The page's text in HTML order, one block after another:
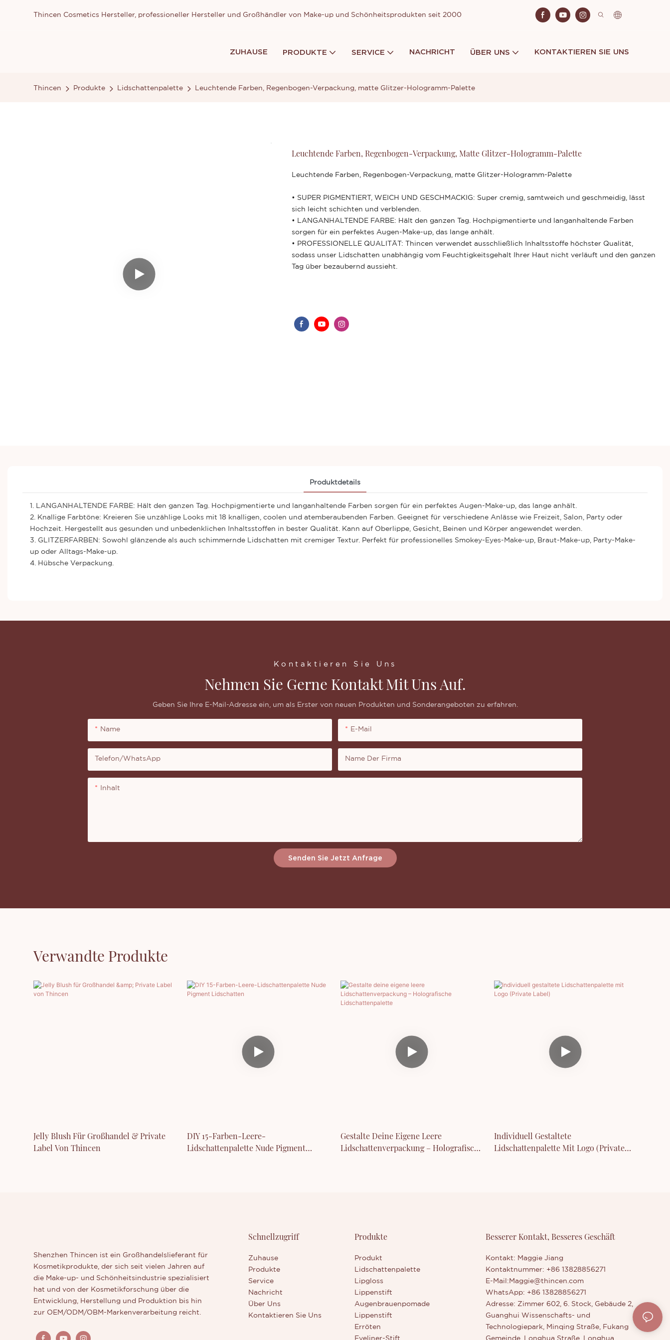
Thincen Cosmetics Hersteller, professioneller Hersteller und Großhändler von Make-up und Schönheitsprodukten seit 2000
ZUHAUSE PRODUKTE SERVICE NACHRICHT ÜBER UNS KONTAKTIEREN SIE UNS
Thincen Produkte Lidschattenpalette Leuchtende Farben, Regenbogen-Verpackung, matte Glitzer-Hologramm-Palette
Leuchtende Farben, Regenbogen-Verpackung, Matte Glitzer-Hologramm-Palette
Leuchtende Farben, Regenbogen-Verpackung, matte Glitzer-Hologramm-Palette
• SUPER PIGMENTIERT, WEICH UND GESCHMACKIG: Super cremig, samtweich und geschmeidig, lässt
sich leicht schichten und verblenden.
• LANGANHALTENDE FARBE: Hält den ganzen Tag. Hochpigmentierte und langanhaltende Farben
sorgen für ein perfektes Augen-Make-up, das lange anhält.
• PROFESSIONELLE QUALITÄT: Thincen verwendet ausschließlich Inhaltsstoffe höchster Qualität,
sodass unser Lidschatten unabhängig vom Feuchtigkeitsgehalt Ihrer Haut nicht verläuft und den ganzen
Tag über bezaubernd aussieht.
Produktdetails
1. LANGANHALTENDE FARBE: Hält den ganzen Tag. Hochpigmentierte und langanhaltende Farben sorgen für ein perfektes Augen-Make-up, das lange anhält.
2. Knallige Farbtöne: Kreieren Sie unzählige Looks mit 18 knalligen, coolen und atemberaubenden Farben. Geeignet für verschiedene Anlässe wie Freizeit, Salon, Party oder
Hochzeit. Hergestellt aus gesunden und unbedenklichen Inhaltsstoffen in bester Qualität. Kann auf Oberlippe, Gesicht, Beinen und Körper angewendet werden.
3. GLITZERFARBEN: Sowohl glänzende als auch schimmernde Lidschatten mit cremiger Textur. Perfekt für professionelles Smokey-Eyes-Make-up, Braut-Make-up, Party-Make-
up oder Alltags-Make-up.
4. Hübsche Verpackung.
Kontaktieren Sie Uns
Nehmen Sie Gerne Kontakt Mit Uns Auf.
Geben Sie Ihre E-Mail-Adresse ein, um als Erster von neuen Produkten und Sonderangeboten zu erfahren.
Name E-Mail
Telefon/WhatsApp Name Der Firma
Inhalt
Senden Sie Jetzt Anfrage
Verwandte Produkte
Jelly Blush Für Großhandel & Private
Label Von Thincen
DIY 15-Farben-Leere-
Lidschattenpalette Nude Pigment
Gestalte Deine Eigene Leere
Lidschattenverpackung – Holografische
Individuell Gestaltete
Lidschattenpalette Mit Logo (Private
Shenzhen Thincen ist ein Großhandelslieferant für
Kosmetikprodukte, der sich seit vielen Jahren auf
die Make-up- und Schönheitsindustrie spezialisiert
hat und von der Kosmetikforschung über die
Entwicklung, Herstellung und Produktion bis hin
zur OEM/ODM/OBM-Markenverarbeitung reicht.
Schnellzugriff
Zuhause
Produkte
Service
Nachricht
Über Uns
Kontaktieren Sie Uns
Produkte
Produkt
Lidschattenpalette
Lipgloss
Lippenstift
Augenbrauenpomade
Lippenstift
Erröten
Eyeliner-Stift
Besserer Kontakt, Besseres Geschäft
Kontakt: Maggie Jiang
Kontaktnummer: +86 13828856271
E-Mail: Maggie@thincen.com
WhatsApp: +86 13828856271
Adresse: Zimmer 602, 6. Stock, Gebäude 2,
Guanghui Wissenschafts- und
Technologiepark, Minqing Straße, Fukang
Gemeinde, Longhua Straße, Longhua